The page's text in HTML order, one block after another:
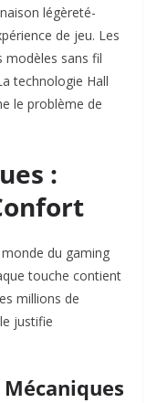
légèreté-
de jeu. Les
modèles sans fil
technologie Hall
le problème de
:
du gaming
touche contient
millions de
justifie